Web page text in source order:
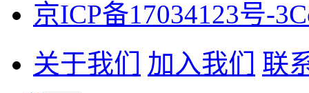
京ICP备17034123号-3
关于我们
加入我们 联